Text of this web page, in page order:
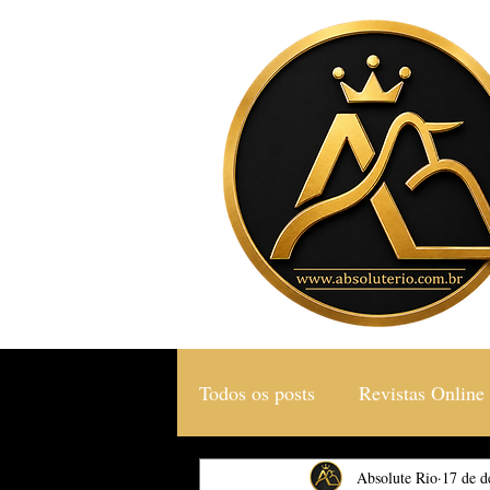
Todos os posts Revistas Online
Gastronomia & Turismo
Absolute Rio 17 de